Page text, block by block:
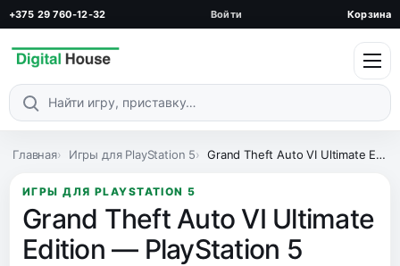
+375 29 760-12-32 Войти Корзина
Поиск по каталогу
Главная Игры для PlayStation 5 Grand Theft Auto VI Ultimate Edition — PlayStation 5
ИГРЫ ДЛЯ PLAYSTATION 5
Grand Theft Auto VI Ultimate
Edition — PlayStation 5